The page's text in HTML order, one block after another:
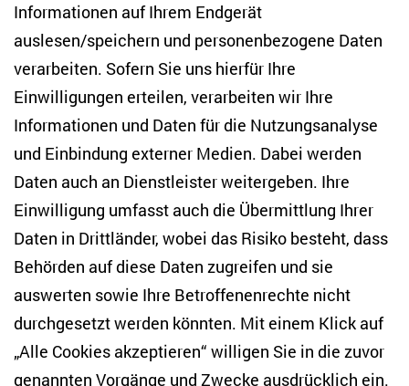
Zentrum für Osteuropa- und internationale
Studien
Anton-Wilhelm-Amo-Str. 60
10117 Berlin
Tel. +49 (30) 2005949-17
info(at)zois-berlin(dot)de
NEWSLETTER
E-Mail-Adresse eingeben*
Ich möchte regelmäßig über aktuelle Themen,
Informationen auf Ihrem Endgerät
auslesen/speichern und personenbezogene Daten
verarbeiten. Sofern Sie uns hierfür Ihre
Einwilligungen erteilen, verarbeiten wir Ihre
Informationen und Daten für die Nutzungsanalyse
und Einbindung externer Medien. Dabei werden
Daten auch an Dienstleister weitergeben. Ihre
Einwilligung umfasst auch die Übermittlung Ihrer
Daten in Drittländer, wobei das Risiko besteht, dass
Behörden auf diese Daten zugreifen und sie
auswerten sowie Ihre Betroffenenrechte nicht
durchgesetzt werden könnten. Mit einem Klick auf
„Alle Cookies akzeptieren“ willigen Sie in die zuvor
genannten Vorgänge und Zwecke ausdrücklich ein.